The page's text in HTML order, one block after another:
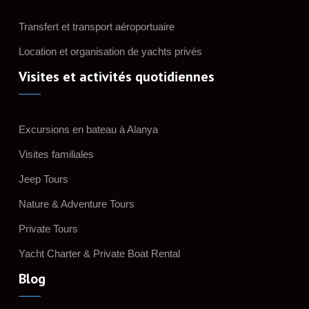
Transfert et transport aéroportuaire
Location et organisation de yachts privés
Visites et activités quotidiennes
Excursions en bateau à Alanya
Visites familiales
Jeep Tours
Nature & Adventure Tours
Private Tours
Yacht Charter & Private Boat Rental
Blog